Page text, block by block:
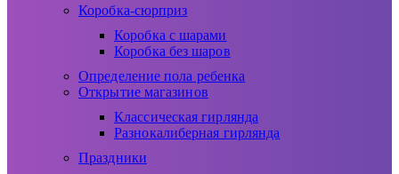
Коробка-сюрприз
Коробка с шарами
Коробка без шаров
Определение пола ребенка
Открытие магазинов
Классическая гирлянда
Разнокалиберная гирлянда
Праздники